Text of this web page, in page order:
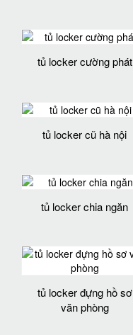
tủ locker cường phát
tủ locker cũ hà nội
tủ locker chia ngăn
tủ locker đựng hồ sơ
văn phòng